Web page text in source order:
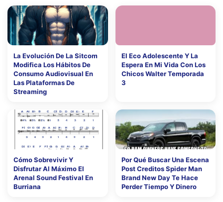
La Evolución De La Sitcom
Modifica Los Hábitos De
Consumo Audiovisual En
Las Plataformas De
Streaming
El Eco Adolescente Y La
Espera En Mi Vida Con Los
Chicos Walter Temporada
3
Cómo Sobrevivir Y
Disfrutar Al Máximo El
Arenal Sound Festival En
Burriana
Por Qué Buscar Una Escena
Post Creditos Spider Man
Brand New Day Te Hace
Perder Tiempo Y Dinero